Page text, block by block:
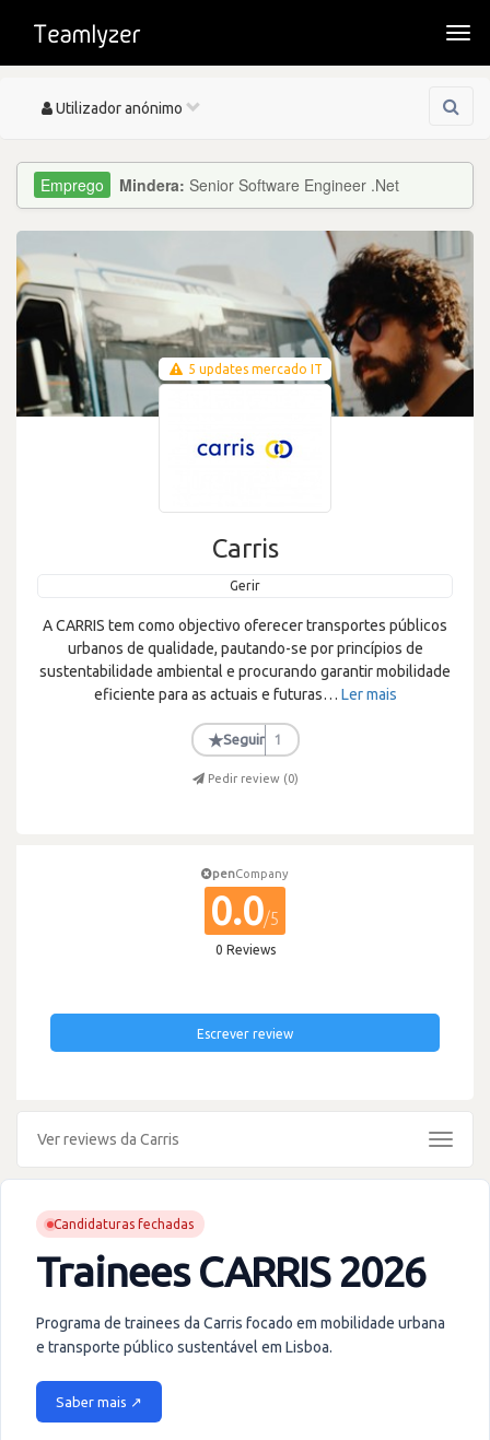
Toggle
Utilizador anónimo
Mindera: Senior Software Engineer .Net
5 updates mercado IT
Carris
Gerir
A CARRIS tem como objectivo oferecer transportes públicos
urbanos de qualidade, pautando-se por princípios de
sustentabilidade ambiental e procurando garantir mobilidade
eficiente para as actuais e futuras… Ler mais
★Seguir 1
Pedir review (0)
penCompany
0.0/5
0 Reviews
Escrever review
Ver reviews da Carris
Toggle
Candidaturas fechadas
Trainees CARRIS 2026
Programa de trainees da Carris focado em mobilidade urbana
e transporte público sustentável em Lisboa.
Saber mais ↗